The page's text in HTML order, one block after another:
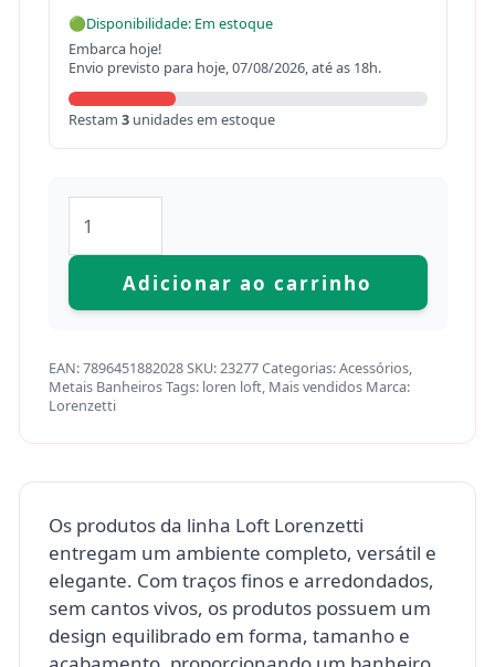
🟢Disponibilidade: Em estoque
Embarca hoje!
Envio previsto para hoje, 07/08/2026, até as 18h.
Restam 3unidades em estoque
Adicionar ao carrinho
EAN:7896451882028SKU:23277Categorias:Acessórios,
Metais BanheirosTags: loren loft, Mais vendidos Marca:
Lorenzetti
Os produtos da linha Loft Lorenzetti
entregam um ambiente completo, versátil e
elegante. Com traços finos e arredondados,
sem cantos vivos, os produtos possuem um
design equilibrado em forma, tamanho e